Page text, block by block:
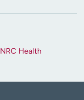
NRC Health